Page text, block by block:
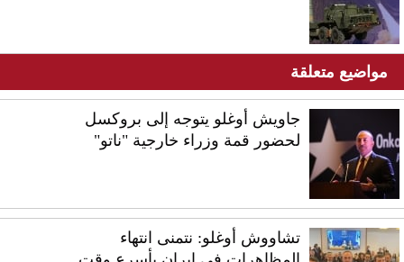
مواضيع متعلقة
جاويش أوغلو يتوجه إلى بروكسل
لحضور قمة وزراء خارجية "ناتو"
تشاووش أوغلو: نتمنى انتهاء